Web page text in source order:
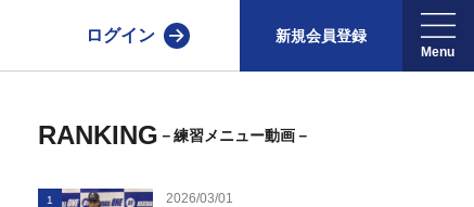
ログイン 新規会員登録
RANKING －練習メニュー動画－
1
2026/03/01